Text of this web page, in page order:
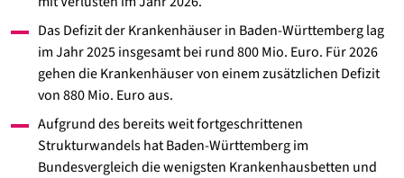
Das Defizit der Krankenhäuser in Baden-Württemberg lag
im Jahr 2025 insgesamt bei rund 800 Mio. Euro. Für 2026
gehen die Krankenhäuser von einem zusätzlichen Defizit
von 880 Mio. Euro aus.
Aufgrund des bereits weit fortgeschrittenen
Strukturwandels hat Baden-Württemberg im
Bundesvergleich die wenigsten Krankenhausbetten und